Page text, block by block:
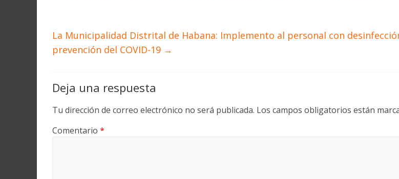
La Municipalidad Distrital de Habana: Implemento al personal con
prevención del COVID-19 →
Deja una respuesta
Tu dirección de correo electrónico no será publicada. Los campos obligatorios están
Comentario *